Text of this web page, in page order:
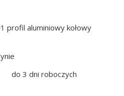
profil aluminiowy kołowy
do 3 dni roboczych